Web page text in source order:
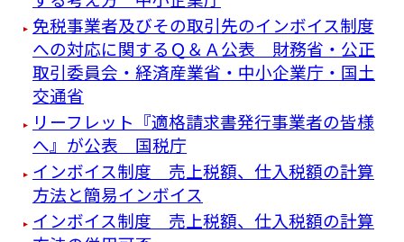
免税事業者及びその取引先のインボイス制度
への対応に関するＱ＆Ａ公表 財務省・公正
取引委員会・経済産業省・中小企業庁・国土
交通省
リーフレット『適格請求書発⾏事業者の皆様
へ』が公表 国税庁
インボイス制度 売上税額、仕入税額の計算
方法と簡易インボイス
インボイス制度 売上税額、仕入税額の計算